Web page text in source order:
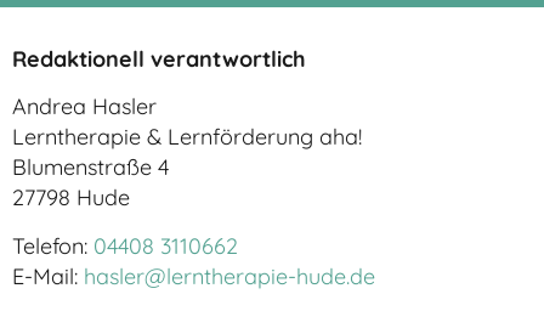
Redaktionell verantwortlich
Andrea Hasler
Lerntherapie & Lernförderung aha!
Blumenstraße 4
27798 Hude
Telefon: 04408 3110662
E-Mail: hasler@lerntherapie-hude.de